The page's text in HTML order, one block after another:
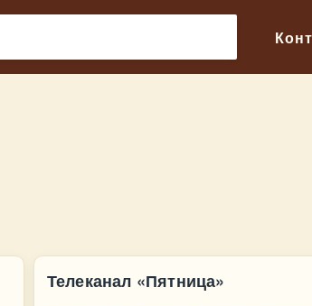
Телеканал «Пятница»